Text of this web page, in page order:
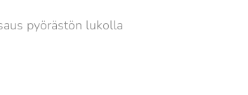
pyörästön lukolla